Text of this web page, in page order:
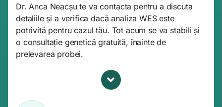
Dr. Anca Neacșu te va contacta pentru a discuta
detaliile și a verifica dacă analiza WES este
potrivită pentru cazul tău. Tot acum se va stabili și
o consultație genetică gratuită, înainte de
prelevarea probei.